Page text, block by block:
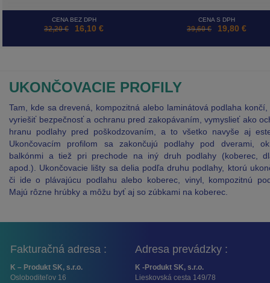
CENA BEZ DPH
32,20 € 16,10 €
CENA S DPH
39,60 € 19,80 €
UKONČOVACIE PROFILY
Tam, kde sa drevená, kompozitná alebo laminátová podlaha
vyriešiť bezpečnosť a ochranu pred zakopávaním, vymyslieť ako
hranu podlahy pred poškodzovaním, a to všetko navyše aj
Ukončovacím profilom sa zakončujú podlahy pod dverami,
balkónmi a tiež pri prechode na iný druh podlahy (koberec,
apod.). Ukončovacie lišty sa delia podľa druhu podlahy, ktorú
či ide o plávajúcu podlahu alebo koberec, vinyl, kompozitnú
Majú rôzne hrúbky a môžu byť aj so zúbkami na koberec.
Fakturačná adresa :
K – Produkt SK, s.r.o.
Osloboditeľov 16
Adresa prevádzky :
K -Produkt SK, s.r.o.
Lieskovská cesta 149/78